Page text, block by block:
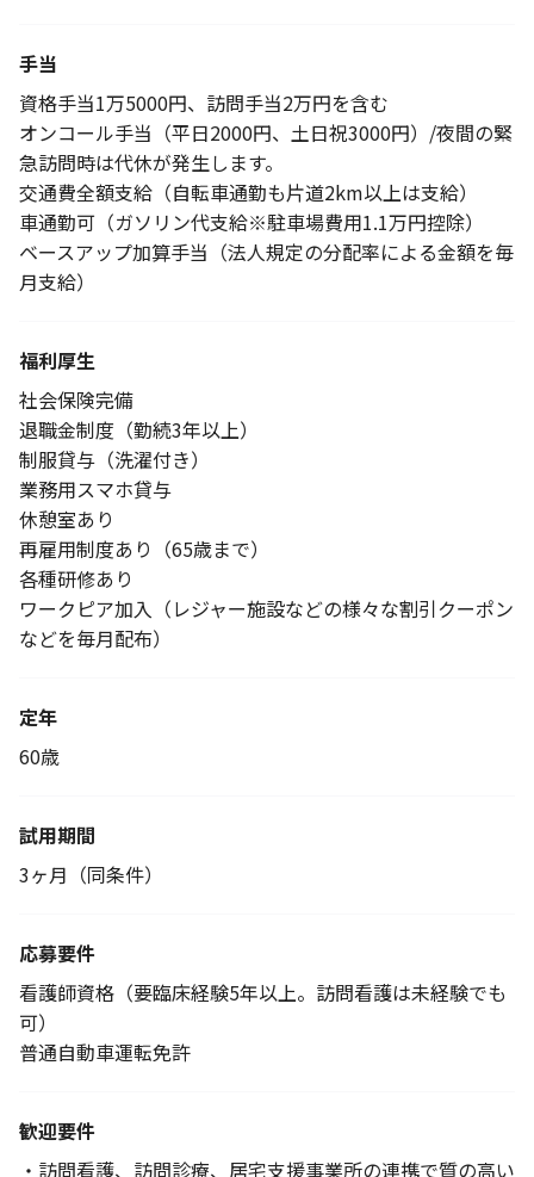
手当
資格手当1万5000円、訪問手当2万円を含む
オンコール手当（平日2000円、土日祝3000円）/夜間の緊
急訪問時は代休が発生します。
交通費全額支給（自転車通勤も片道2km以上は支給）
車通勤可（ガソリン代支給※駐車場費用1.1万円控除）
ベースアップ加算手当（法人規定の分配率による金額を毎
月支給）
福利厚生
社会保険完備
退職金制度（勤続3年以上）
制服貸与（洗濯付き）
業務用スマホ貸与
休憩室あり
再雇用制度あり（65歳まで）
各種研修あり
ワークピア加入（レジャー施設などの様々な割引クーポン
などを毎月配布）
定年
60歳
試用期間
3ヶ月（同条件）
応募要件
看護師資格（要臨床経験5年以上。訪問看護は未経験でも
可）
普通自動車運転免許
歓迎要件
・訪問看護、訪問診療、居宅支援事業所の連携で質の高い